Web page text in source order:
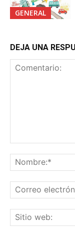
GENERAL
DEJA UNA